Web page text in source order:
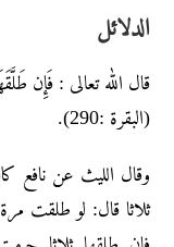
الدلائل
قال الله تعالى : فَإِن
(البقرة :290).
وقال اللیث عن نافع
ثلاثا قال: لو طلقت